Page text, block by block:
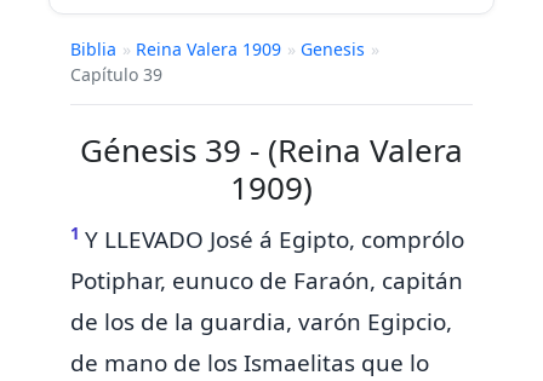
Biblia » Reina Valera 1909 » Genesis »
Capítulo 39
Génesis 39 - (Reina Valera
1909)
1 Y LLEVADO José á Egipto, comprólo
Potiphar, eunuco de Faraón, capitán
de los de la guardia, varón Egipcio,
de mano de los Ismaelitas que lo